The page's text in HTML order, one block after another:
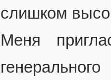
слишком
Меня